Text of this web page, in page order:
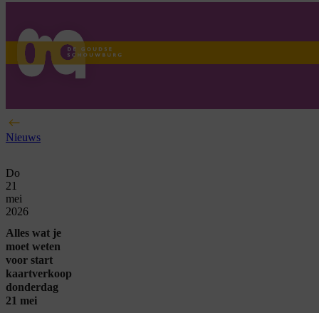
Nieuws
Do
21
mei
2026
Alles wat je
moet weten
voor start
kaartverkoop
donderdag
21 mei